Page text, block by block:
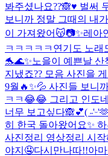
봐주셨나요??🙈♥️ 벌써
보니까 정말 그때의 내
이 가져왔어😽📷✨레아
ㅋㅋㅋㅋㅋ 연기도 노래
🐬🌊✨노을이 예쁜날 산
지냈죠?? 모음 사진을
9월🔥✨💦 사진들 보니
ㅋㅋ😂😂 그리고 인도
너무 보고싶다🙈💕(
히 한국 돌아왔어요✨
사진정리 영상정리 시
야지🤤다시만나따!!아